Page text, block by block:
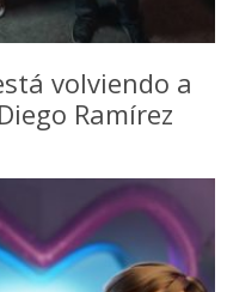
volviendo a
Ramírez